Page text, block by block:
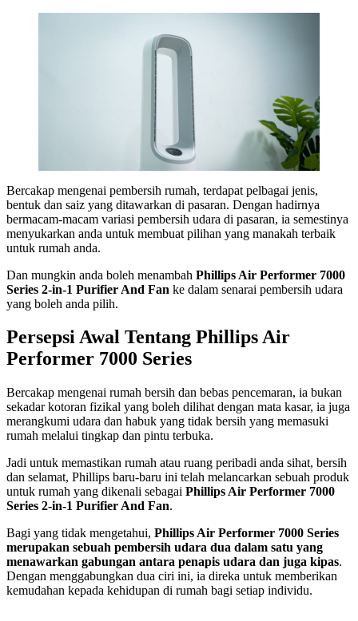
Bercakap mengenai pembersih rumah, terdapat pelbagai jenis,
bentuk dan saiz yang ditawarkan di pasaran. Dengan hadirnya
bermacam-macam variasi pembersih udara di pasaran, ia semestinya
menyukarkan anda untuk membuat pilihan yang manakah terbaik
untuk rumah anda.
Dan mungkin anda boleh menambah Phillips Air Performer 7000
Series 2-in-1 Purifier And Fan ke dalam senarai pembersih udara
yang boleh anda pilih.
Persepsi Awal Tentang Phillips Air
Performer 7000 Series
Bercakap mengenai rumah bersih dan bebas pencemaran, ia bukan
sekadar kotoran fizikal yang boleh dilihat dengan mata kasar, ia juga
merangkumi udara dan habuk yang tidak bersih yang memasuki
rumah melalui tingkap dan pintu terbuka.
Jadi untuk memastikan rumah atau ruang peribadi anda sihat, bersih
dan selamat, Phillips baru-baru ini telah melancarkan sebuah produk
untuk rumah yang dikenali sebagai Phillips Air Performer 7000
Series 2-in-1 Purifier And Fan.
Bagi yang tidak mengetahui, Phillips Air Performer 7000 Series
merupakan sebuah pembersih udara dua dalam satu yang
menawarkan gabungan antara penapis udara dan juga kipas.
Dengan menggabungkan dua ciri ini, ia direka untuk memberikan
kemudahan kepada kehidupan di rumah bagi setiap individu.